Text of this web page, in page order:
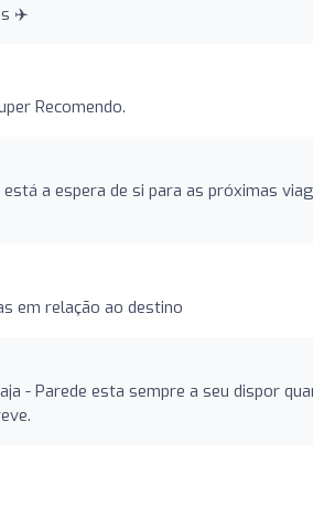
✈️
Recomendo.
a espera de si para as próximas
em relação ao destino
- Parede esta sempre a seu dispor